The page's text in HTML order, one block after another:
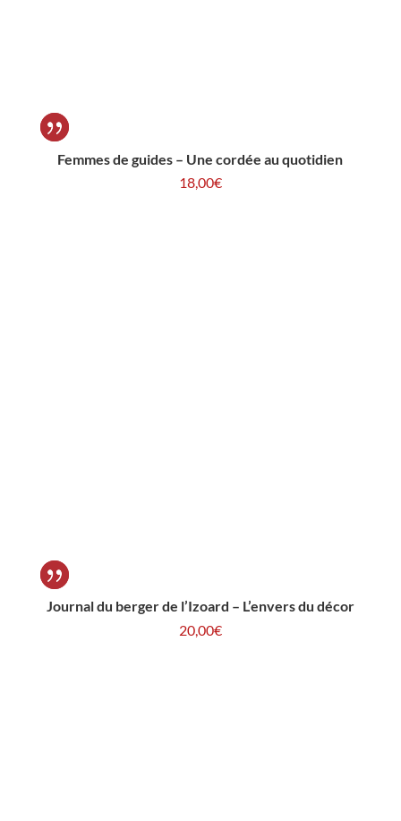
Femmes de guides – Une cordée au quotidien
18,00€
Journal du berger de l’Izoard – L’envers du décor
20,00€